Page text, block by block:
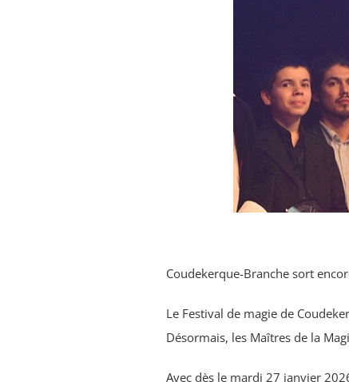
Coudekerque-Branche sort
Le Festival de magie de
Désormais, les Maîtres de la
Avec dès le mardi 27 janvier